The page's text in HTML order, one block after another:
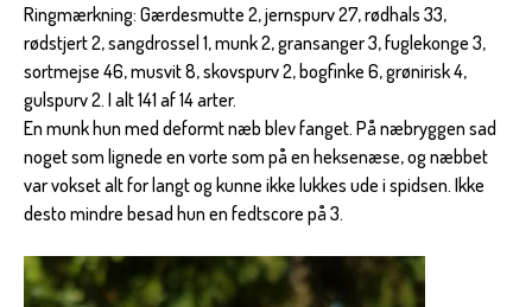
Ringmærkning: Gærdesmutte 2, jernspurv 27, rødhals 33,
rødstjert 2, sangdrossel 1, munk 2, gransanger 3, fuglekonge 3,
sortmejse 46, musvit 8, skovspurv 2, bogfinke 6, grønirisk 4,
gulspurv 2. I alt 141 af 14 arter.
En munk hun med deformt næb blev fanget. På næbryggen sad
noget som lignede en vorte som på en heksenæse, og næbbet
var vokset alt for langt og kunne ikke lukkes ude i spidsen. Ikke
desto mindre besad hun en fedtscore på 3.